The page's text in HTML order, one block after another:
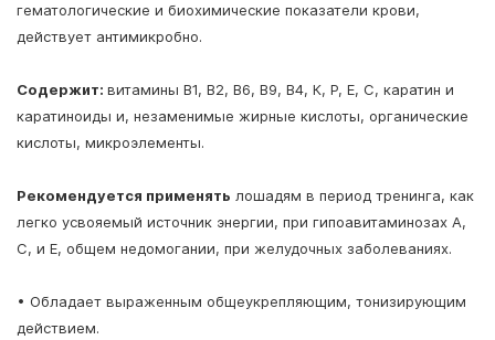
гематологические и биохимические показатели крови,
действует антимикробно.
Содержит: витамины В1, В2, В6, В9, В4, К, Р, Е, С, каратин и
каратиноиды и, незаменимые жирные кислоты, органические
кислоты, микроэлементы.
Рекомендуется применять лошадям в период тренинга, как
легко усвояемый источник энергии, при гипоавитаминозах А,
С, и Е, общем недомогании, при желудочных заболеваниях.
• Обладает выраженным общеукрепляющим, тонизирующим
действием.